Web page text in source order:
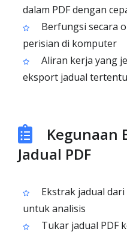
dalam PDF dengan
Berfungsi secara
perisian di komputer
Aliran kerja yang
eksport jadual tertentu
Kegunaan
Jadual PDF
Ekstrak jadual
untuk analisis
Tukar jadual PDF